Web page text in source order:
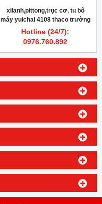
xilanh,pittong,trục cơ, tu bô
máy yuichai 4108 thaco trường
hải 8,3 tấn chính hãng
Hotline (24/7):
0976.760.892